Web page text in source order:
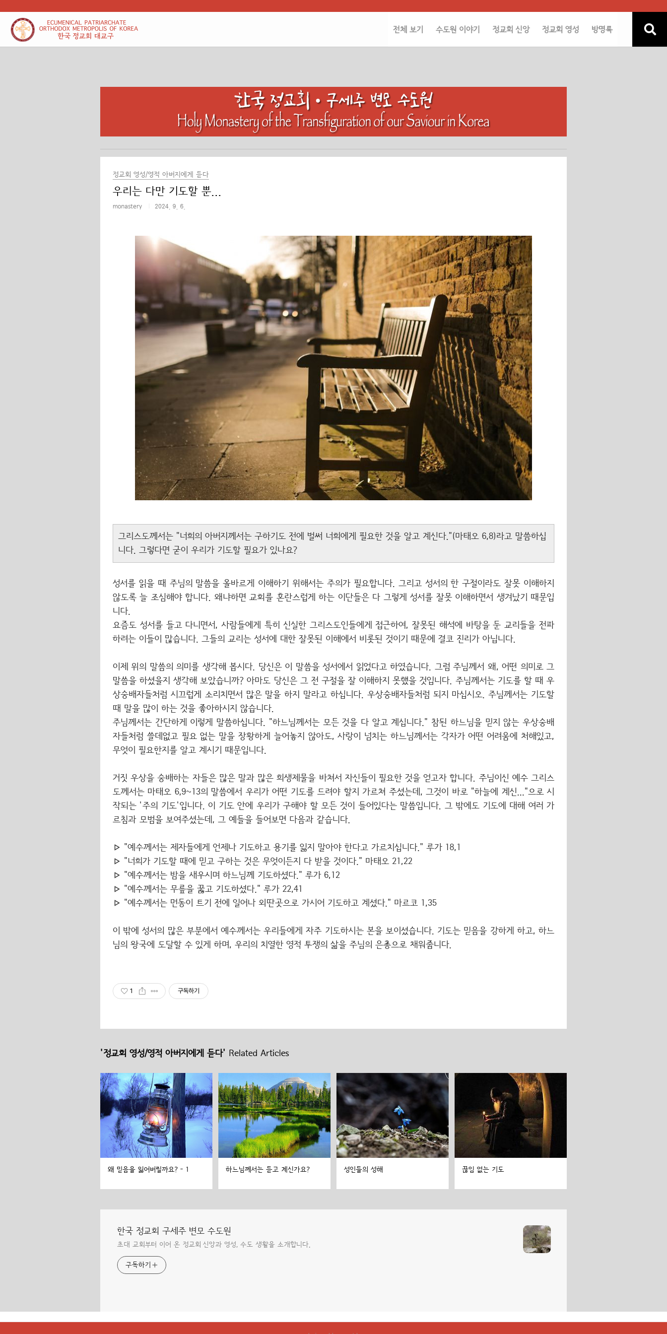
전체 보기 수도원 이야기 정교회 신앙 정교회 영성 방명록
정교회 영성/영적 아버지에게 듣다
우리는 다만 기도할 뿐...
monastery 2024. 9. 6.
그리스도께서는 "너희의 아버지께서는 구하기도 전에 벌써 너희에게 필요한 것을 알고 계신다."(마태오 6,8)라고 말씀하십
니다. 그렇다면 굳이 우리가 기도할 필요가 있나요?
성서를 읽을 때 주님의 말씀을 올바르게 이해하기 위해서는 주의가 필요합니다. 그리고 성서의 한 구절이라도 잘못 이해하지
않도록 늘 조심해야 합니다. 왜냐하면 교회를 혼란스럽게 하는 이단들은 다 그렇게 성서를 잘못 이해하면서 생겨났기 때문입
니다.
요즘도 성서를 들고 다니면서, 사람들에게 특히 신실한 그리스도인들에게 접근하여, 잘못된 해석에 바탕을 둔 교리들을 전파
하려는 이들이 많습니다. 그들의 교리는 성서에 대한 잘못된 이해에서 비롯된 것이기 때문에 결코 진리가 아닙니다.
이제 위의 말씀의 의미를 생각해 봅시다. 당신은 이 말씀을 성서에서 읽었다고 하였습니다. 그럼 주님께서 왜, 어떤 의미로 그
말씀을 하셨을지 생각해 보았습니까? 아마도 당신은 그 전 구절을 잘 이해하지 못했을 것입니다. 주님께서는 기도를 할 때 우
상숭배자들처럼 시끄럽게 소리치면서 많은 말을 하지 말라고 하십니다. 우상숭배자들처럼 되지 마십시오. 주님께서는 기도할
때 말을 많이 하는 것을 좋아하시지 않습니다.
주님께서는 간단하게 이렇게 말씀하십니다. "하느님께서는 모든 것을 다 알고 계십니다." 참된 하느님을 믿지 않는 우상숭배
자들처럼 쓸데없고 필요 없는 말을 장황하게 늘어놓지 않아도, 사랑이 넘치는 하느님께서는 각자가 어떤 어려움에 처해있고,
무엇이 필요한지를 알고 계시기 때문입니다.
거짓 우상을 숭배하는 자들은 많은 말과 많은 희생제물을 바쳐서 자신들이 필요한 것을 얻고자 합니다. 주님이신 예수 그리스
도께서는 마태오 6,9~13의 말씀에서 우리가 어떤 기도를 드려야 할지 가르쳐 주셨는데, 그것이 바로 "하늘에 계신..."으로 시
작되는 '주의 기도'입니다. 이 기도 안에 우리가 구해야 할 모든 것이 들어있다는 말씀입니다. 그 밖에도 기도에 대해 여러 가
르침과 모범을 보여주셨는데, 그 예들을 들어보면 다음과 같습니다.
▹ "예수께서는 제자들에게 언제나 기도하고 용기를 잃지 말아야 한다고 가르치십니다." 루가 18,1
▹ "너희가 기도할 때에 믿고 구하는 것은 무엇이든지 다 받을 것이다." 마태오 21,22
▹ "예수께서는 밤을 새우시며 하느님께 기도하셨다." 루가 6,12
▹ "예수께서는 무릎을 꿇고 기도하셨다." 루가 22,41
▹ "예수께서는 먼동이 트기 전에 일어나 외딴곳으로 가시어 기도하고 계셨다." 마르코 1,35
이 밖에 성서의 많은 부분에서 예수께서는 우리들에게 자주 기도하시는 본을 보이셨습니다. 기도는 믿음을 강하게 하고, 하느
님의 왕국에 도달할 수 있게 하며, 우리의 치열한 영적 투쟁의 삶을 주님의 은총으로 채워줍니다.
1 구독하기
'정교회 영성/영적 아버지에게 듣다' Related Articles
왜 믿음을 잃어버릴까요? - 1 하느님께서는 듣고 계신가요? 성인들의 성해 끊임 없는 기도
한국 정교회 구세주 변모 수도원
초대 교회부터 이어 온 정교회 신앙과 영성, 수도 생활을 소개합니다.
구독하기